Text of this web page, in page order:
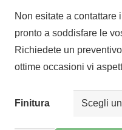
Non esitate a contattare
pronto a soddisfare le
Richiedete un
ottime occasioni vi
Finitura